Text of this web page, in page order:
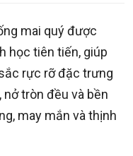
mai quý được
học tiên tiến, giúp
rực rỡ đặc trưng
nở tròn đều và bền
may mắn và thịnh